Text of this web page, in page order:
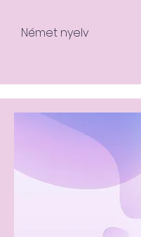
Német nyelv